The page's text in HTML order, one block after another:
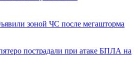
зоной ЧС после мегашторма
пострадали при атаке БПЛА на